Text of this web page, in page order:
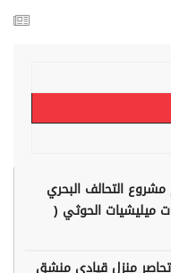
مشروع التحالف البحري
ميليشيات الحوثي (
منزل قيادي منشق